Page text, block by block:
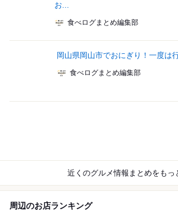
お...
食べログまとめ編集部
岡山県岡山市でおにぎり！一度は
食べログまとめ編集部
近くのグルメ情報まとめをもっ
周辺のお店ランキング